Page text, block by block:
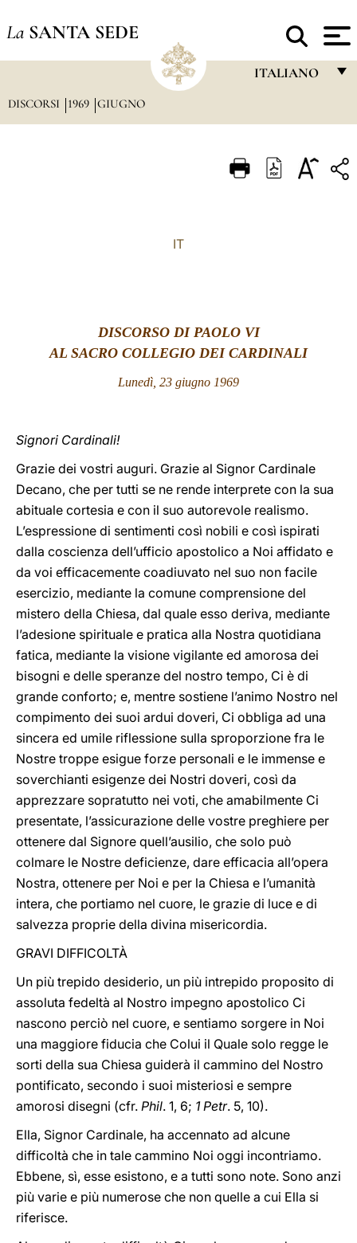
La SANTA SEDE
ITALIANO
ITALIANO
中文
DISCORSI 1969 GIUGNO
IT
DISCORSO DI PAOLO VI
AL SACRO COLLEGIO DEI CARDINALI
Lunedì, 23 giugno 1969
Signori Cardinali!
Grazie dei vostri auguri. Grazie al Signor Cardinale
Decano, che per tutti se ne rende interprete con la sua
abituale cortesia e con il suo autorevole realismo.
L’espressione di sentimenti così nobili e così ispirati
dalla coscienza dell’ufficio apostolico a Noi affidato e
da voi efficacemente coadiuvato nel suo non facile
esercizio, mediante la comune comprensione del
mistero della Chiesa, dal quale esso deriva, mediante
l’adesione spirituale e pratica alla Nostra quotidiana
fatica, mediante la visione vigilante ed amorosa dei
bisogni e delle speranze del nostro tempo, Ci è di
grande conforto; e, mentre sostiene l’animo Nostro nel
compimento dei suoi ardui doveri, Ci obbliga ad una
sincera ed umile riflessione sulla sproporzione fra le
Nostre troppe esigue forze personali e le immense e
soverchianti esigenze dei Nostri doveri, così da
apprezzare sopratutto nei voti, che amabilmente Ci
presentate, l’assicurazione delle vostre preghiere per
ottenere dal Signore quell’ausilio, che solo può
colmare le Nostre deficienze, dare efficacia all’opera
Nostra, ottenere per Noi e per la Chiesa e l’umanità
intera, che portiamo nel cuore, le grazie di luce e di
salvezza proprie della divina misericordia.
GRAVI DIFFICOLTÀ
Un più trepido desiderio, un più intrepido proposito di
assoluta fedeltà al Nostro impegno apostolico Ci
nascono perciò nel cuore, e sentiamo sorgere in Noi
una maggiore fiducia che Colui il Quale solo regge le
sorti della sua Chiesa guiderà il cammino del Nostro
pontificato, secondo i suoi misteriosi e sempre
amorosi disegni (cfr. Phil. 1, 6; 1 Petr. 5, 10).
Ella, Signor Cardinale, ha accennato ad alcune
difficoltà che in tale cammino Noi oggi incontriamo.
Ebbene, sì, esse esistono, e a tutti sono note. Sono anzi
più varie e più numerose che non quelle a cui Ella si
riferisce.